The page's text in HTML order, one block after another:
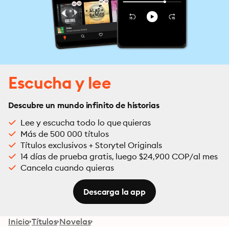
Escucha y lee
Descubre un mundo infinito de historias
Lee y escucha todo lo que quieras
Más de 500 000 títulos
Títulos exclusivos + Storytel Originals
14 días de prueba gratis, luego $24,900 COP/al mes
Cancela cuando quieras
Descarga la app
Inicio Títulos Novelas